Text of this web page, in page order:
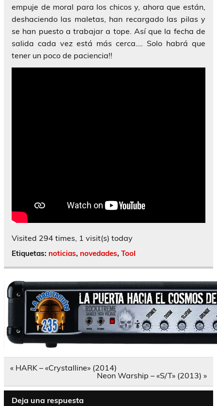
empuje de moral para los chicos y, ahora que están,
deshaciendo las maletas, han recargado las pilas y
se han puesto a trabajar a tope. Así que la fecha de
salida cada vez está más cerca…. Solo habrá que
tener un poco de paciencia!!
Visited 294 times, 1 visit(s) today
Etiquetas: noticias, novedades, Tool
Navegación
« HARK – «Crystalline» (2014)
Neon Warship – «S/T» (2013) »
Deja una respuesta